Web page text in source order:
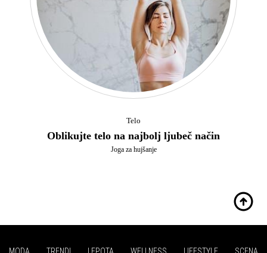
Telo
Oblikujte telo na najbolj ljubeč način
Joga za hujšanje
MODA TRENDI LEPOTA WELLNESS LIFESTYLE SCENA